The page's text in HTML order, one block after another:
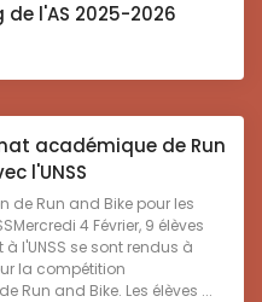
de l'AS 2025-2026
académique de Run
l'UNSS
Run and Bike pour les
4 Février, 9 élèves
l'UNSS se sont rendus à
la compétition
Run and Bike. Les élèves ...